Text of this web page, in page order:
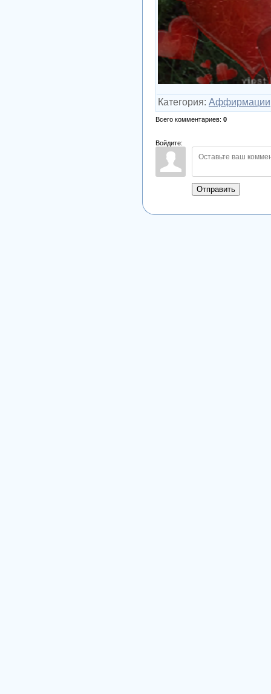
Категория: Аффирмации
Всего комментариев: 0
Войдите:
Отправить